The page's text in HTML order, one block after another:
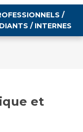
à un patient
/
/ INTERNES
et